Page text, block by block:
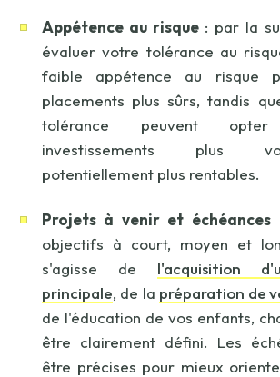
Appétence au risque: par la
évaluer votre tolérance au
faible appétence au risque
placements plus sûrs, tandis
tolérance peuvent
investissements plus
potentiellement plus rentables.
Projets à venir et échéances:
objectifs à court, moyen et
s'agisse de l'acquisition
principale, de la préparation de
de l'éducation de vos enfants,
être clairement défini. Les
être précises pour mieux